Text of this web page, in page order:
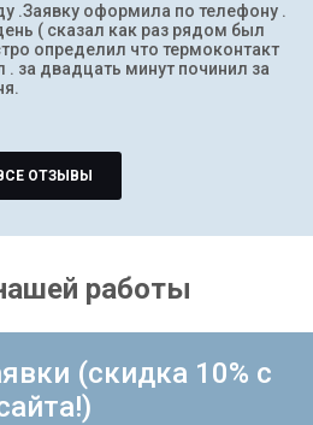
.Заявку оформила по телефону .
( сказал как раз рядом был
определил что термоконтакт
. за двадцать минут починил за
ОТЗЫВЫ
работы
(скидка 10% с